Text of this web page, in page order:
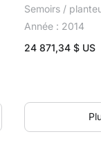
Semoirs /
Année : 2014
24 871,34 $ US